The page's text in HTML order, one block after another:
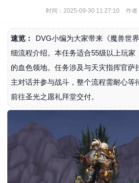
时间：2025-09-30 11:27:10 作者
速览：
DVG小编为大家带来《魔兽世
细流程介绍。本任务适合55级以上玩家
的血色领地。任务涉及与天灾指挥官萨
主对话并参与战斗，整个流程需耐心等
前往圣光之愿礼拜堂交付。